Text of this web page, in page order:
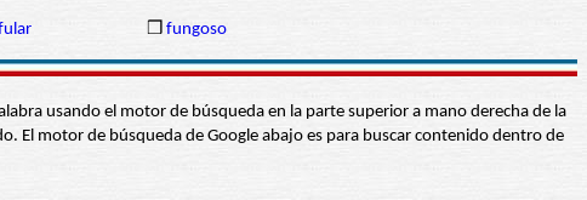
❒ fungoso
usando el motor de búsqueda en la parte superior a mano derecha de la
El motor de búsqueda de Google abajo es para buscar contenido dentro de